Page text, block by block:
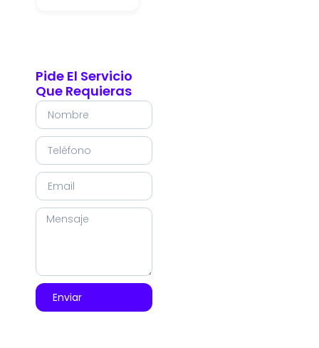
Pide El Servicio
Que Requieras
Enviar